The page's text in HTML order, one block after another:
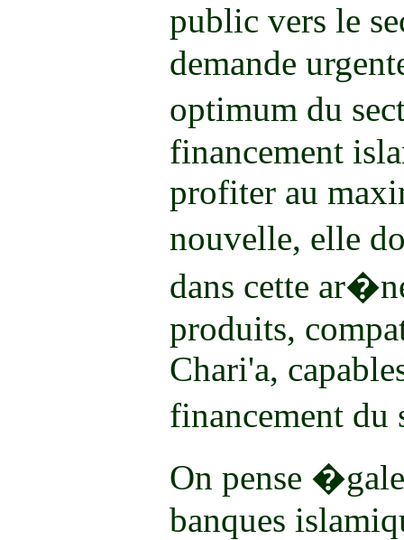
public vers le
demande
optimum du
financement
profiter au
nouvelle, elle
dans cette
produits,
Chari'a,
financement
On pense
banques